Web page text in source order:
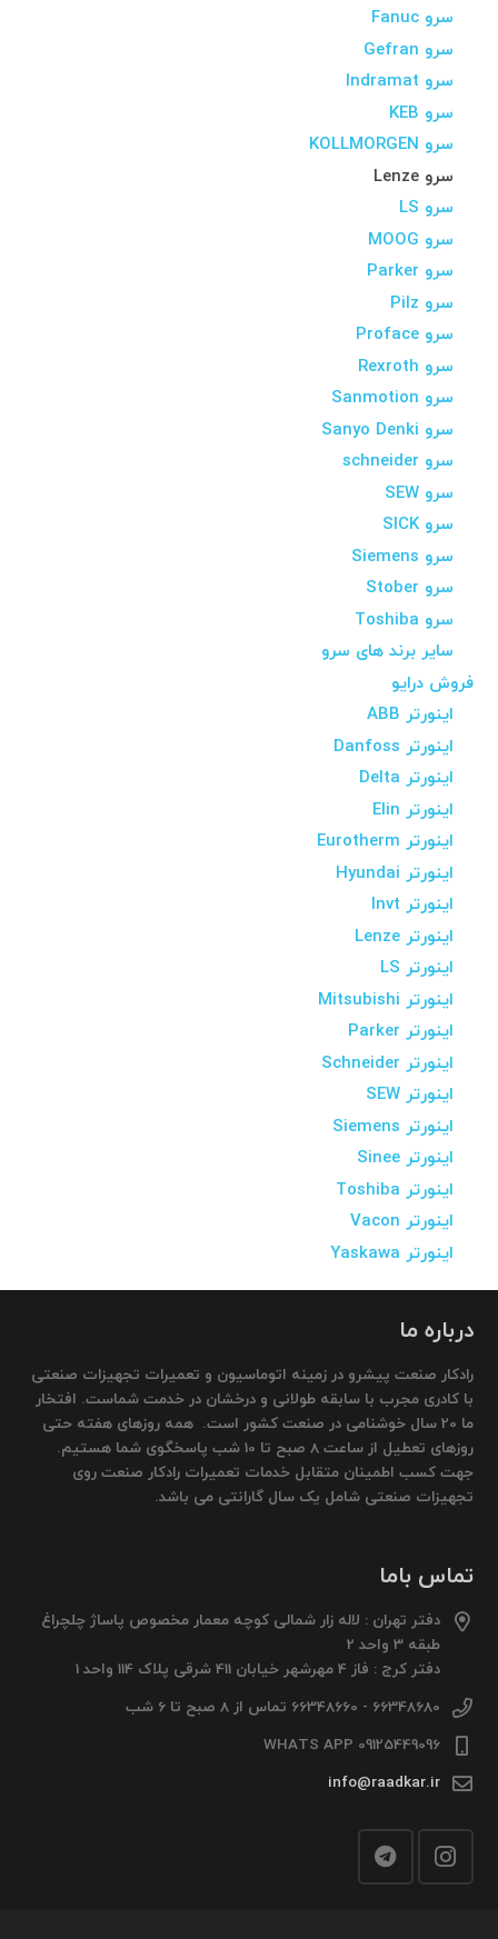
سرو Fanuc
سرو Gefran
سرو Indramat
سرو KEB
سرو KOLLMORGEN
سرو Lenze
سرو LS
سرو MOOG
سرو Parker
سرو Pilz
سرو Proface
سرو Rexroth
سرو Sanmotion
سرو Sanyo Denki
سرو schneider
سرو SEW
سرو SICK
سرو Siemens
سرو Stober
سرو Toshiba
سایر برند های سرو
فروش درایو
اینورتر ABB
اینورتر Danfoss
اینورتر Delta
اینورتر Elin
اینورتر Eurotherm
اینورتر Hyundai
اینورتر Invt
اینورتر Lenze
اینورتر LS
اینورتر Mitsubishi
اینورتر Parker
اینورتر Schneider
اینورتر SEW
اینورتر Siemens
اینورتر Sinee
اینورتر Toshiba
اینورتر Vacon
اینورتر Yaskawa
درباره ما
رادکار صنعت پیشرو در زمینه اتوماسیون و تعمیرات تجهیزات صنعتی
با کادری مجرب با سابقه طولانی و درخشان در خدمت شماست. افتخار
ما 20 سال خوشنامی در صنعت کشور است. همه روزهای هفته حتی
روزهای تعطیل از ساعت 8 صبح تا 10 شب پاسخگوی شما هستیم.
جهت کسب اطمینان متقابل خدمات تعمیرات رادکار صنعت روی
تجهیزات صنعتی شامل یک سال گارانتی می باشد.
تماس باما
دفتر تهران : لاله زار شمالی کوچه معمار مخصوص پاساژ چلچراغ
طبقه 3 واحد 2
دفتر کرج : فاز 4 مهرشهر خیابان 411 شرقی پلاک 114 واحد 1
66348680 - 66348660 تماس از 8 صبح تا 6 شب
09125449096 WHATS APP
info@raadkar.ir